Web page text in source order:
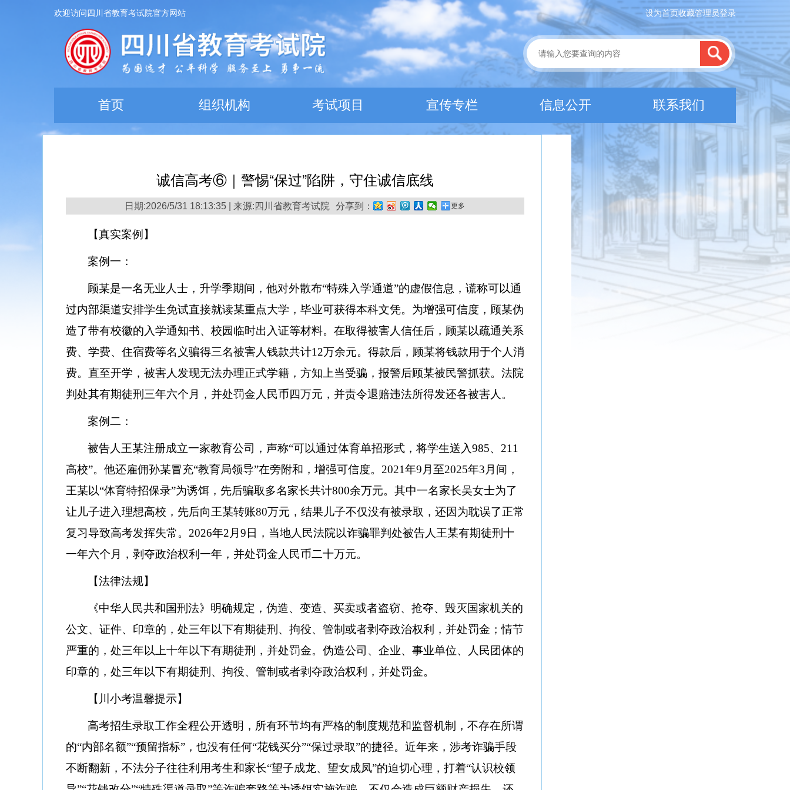
欢迎访问四川省教育考试院官方网站 设为首页收藏管理员登录
首页 组织机构 考试项目 宣传专栏 信息公开 联系我们
诚信高考⑥｜警惕“保过”陷阱，守住诚信底线
日期:2026/5/31 18:13:35 | 来源:四川省教育考试院 分享到： 更多
【真实案例】
案例一：
顾某是一名无业人士，升学季期间，他对外散布“特殊入学通道”的虚假信息，谎称可以通
过内部渠道安排学生免试直接就读某重点大学，毕业可获得本科文凭。为增强可信度，顾某伪
造了带有校徽的入学通知书、校园临时出入证等材料。在取得被害人信任后，顾某以疏通关系
费、学费、住宿费等名义骗得三名被害人钱款共计12万余元。得款后，顾某将钱款用于个人消
费。直至开学，被害人发现无法办理正式学籍，方知上当受骗，报警后顾某被民警抓获。法院
判处其有期徒刑三年六个月，并处罚金人民币四万元，并责令退赔违法所得发还各被害人。
案例二：
被告人王某注册成立一家教育公司，声称“可以通过体育单招形式，将学生送入985、211
高校”。他还雇佣孙某冒充“教育局领导”在旁附和，增强可信度。2021年9月至2025年3月间，
王某以“体育特招保录”为诱饵，先后骗取多名家长共计800余万元。其中一名家长吴女士为了
让儿子进入理想高校，先后向王某转账80万元，结果儿子不仅没有被录取，还因为耽误了正常
复习导致高考发挥失常。2026年2月9日，当地人民法院以诈骗罪判处被告人王某有期徒刑十
一年六个月，剥夺政治权利一年，并处罚金人民币二十万元。
【法律法规】
《中华人民共和国刑法》明确规定，伪造、变造、买卖或者盗窃、抢夺、毁灭国家机关的
公文、证件、印章的，处三年以下有期徒刑、拘役、管制或者剥夺政治权利，并处罚金；情节
严重的，处三年以上十年以下有期徒刑，并处罚金。伪造公司、企业、事业单位、人民团体的
印章的，处三年以下有期徒刑、拘役、管制或者剥夺政治权利，并处罚金。
【川小考温馨提示】
高考招生录取工作全程公开透明，所有环节均有严格的制度规范和监督机制，不存在所谓
的“内部名额”“预留指标”，也没有任何“花钱买分”“保过录取”的捷径。近年来，涉考诈骗手段
不断翻新，不法分子往往利用考生和家长“望子成龙、望女成凤”的迫切心理，打着“认识校领